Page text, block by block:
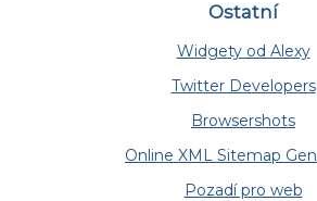
Ostatní
Widgety od Alexy
Twitter Developers
Browsershots
Online XML Sitemap
Pozadí pro web